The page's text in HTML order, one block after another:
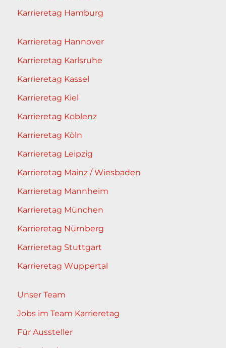
Karrieretag Hamburg
Karrieretag Hannover
Karrieretag Karlsruhe
Karrieretag Kassel
Karrieretag Kiel
Karrieretag Koblenz
Karrieretag Köln
Karrieretag Leipzig
Karrieretag Mainz / Wiesbaden
Karrieretag Mannheim
Karrieretag München
Karrieretag Nürnberg
Karrieretag Stuttgart
Karrieretag Wuppertal
Unser Team
Jobs im Team Karrieretag
Für Aussteller